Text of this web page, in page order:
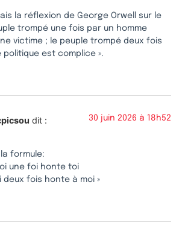
la réflexion de George Orwell sur le
trompé une fois par un homme
victime ; le peuple trompé deux fois
politique est complice ».
dit : 30 juin 2026 à 18h52
formule:
une foi honte toi
deux fois honte à moi »